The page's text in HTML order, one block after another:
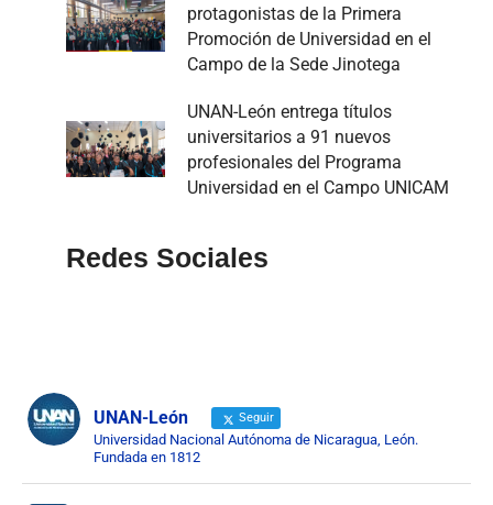
protagonistas de la Primera
Promoción de Universidad en el
Campo de la Sede Jinotega
UNAN-León entrega títulos
universitarios a 91 nuevos
profesionales del Programa
Universidad en el Campo UNICAM
Redes Sociales
UNAN-León Seguir
Universidad Nacional Autónoma de Nicaragua, León.
Fundada en 1812